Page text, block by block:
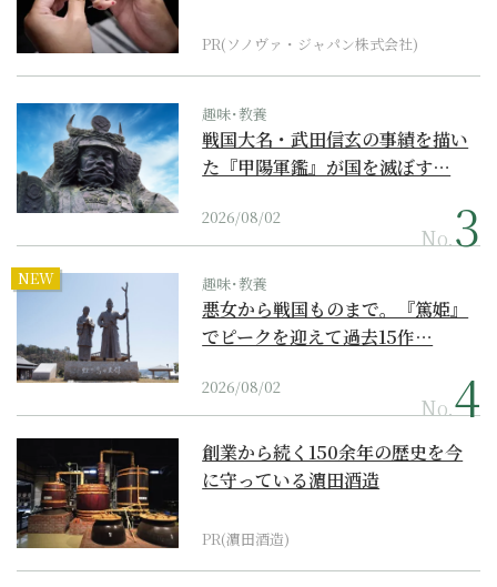
PR(ソノヴァ・ジャパン株式会社)
趣味･教養
戦国大名・武田信玄の事績を描い
た『甲陽軍鑑』が国を滅ぼす…
2026/08/02
No.
NEW 趣味･教養
悪女から戦国ものまで。『篤姫』
でピークを迎えて過去15作…
2026/08/02
No.
創業から続く150余年の歴史を今
に守っている濵田酒造
PR(濵田酒造)